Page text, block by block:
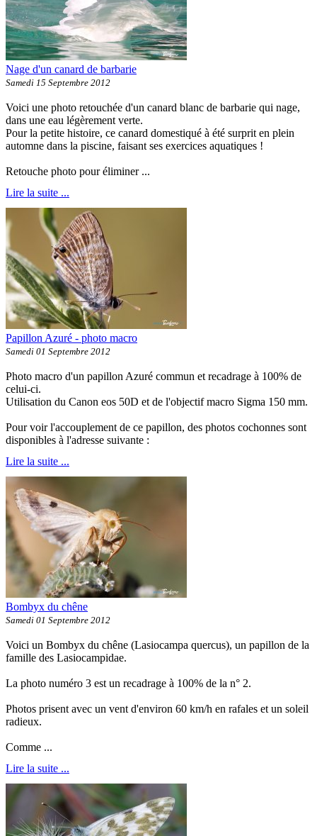
Nage d'un canard de barbarie
Samedi 15 Septembre 2012
Voici une photo retouchée d'un canard blanc de barbarie qui nage,
dans une eau légèrement verte.
Pour la petite histoire, ce canard domestiqué à été surprit en plein
automne dans la piscine, faisant ses exercices aquatiques !
Retouche photo pour éliminer ...
Lire la suite ...
Papillon Azuré - photo macro
Samedi 01 Septembre 2012
Photo macro d'un papillon Azuré commun et recadrage à 100% de
celui-ci.
Utilisation du Canon eos 50D et de l'objectif macro Sigma 150 mm.
Pour voir l'accouplement de ce papillon, des photos cochonnes sont
disponibles à l'adresse suivante :
Lire la suite ...
Bombyx du chêne
Samedi 01 Septembre 2012
Voici un Bombyx du chêne (Lasiocampa quercus), un papillon de la
famille des Lasiocampidae.
La photo numéro 3 est un recadrage à 100% de la n° 2.
Photos prisent avec un vent d'environ 60 km/h en rafales et un soleil
radieux.
Comme ...
Lire la suite ...